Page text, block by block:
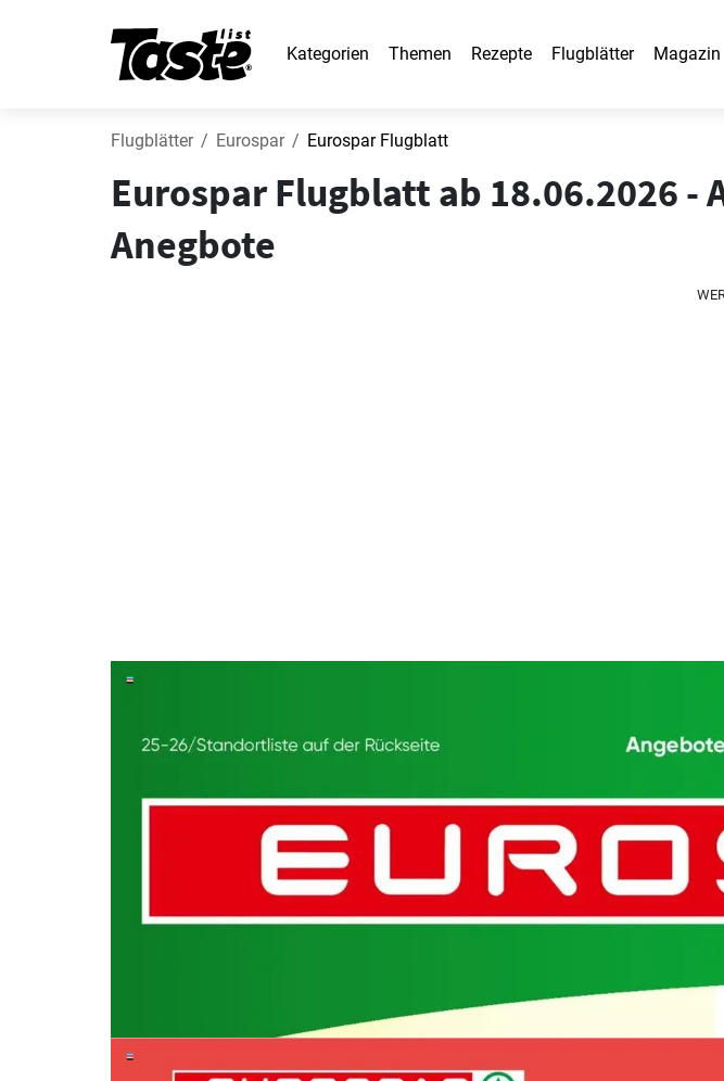
Kategorien Themen Rezepte Flugblätter Magazin
Flugblätter Eurospar Eurospar Flugblatt
Eurospar Flugblatt ab 18.06.2026 -
Anegbote